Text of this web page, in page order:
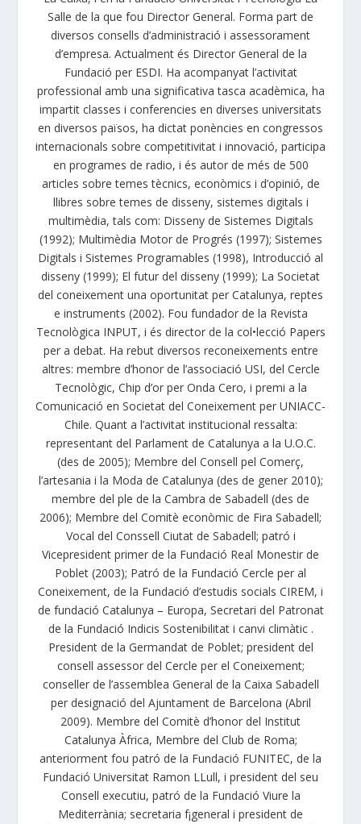
Salle de la que fou Director General. Forma part de
diversos consells d’administració i assessorament
d’empresa. Actualment és Director General de la
Fundació per ESDI. Ha acompanyat l’activitat
professional amb una significativa tasca acadèmica, ha
impartit classes i conferencies en diverses universitats
en diversos països, ha dictat ponències en congressos
internacionals sobre competitivitat i innovació, participa
en programes de radio, i és autor de més de 500
articles sobre temes tècnics, econòmics i d’opinió, de
llibres sobre temes de disseny, sistemes digitals i
multimèdia, tals com: Disseny de Sistemes Digitals
(1992); Multimèdia Motor de Progrés (1997); Sistemes
Digitals i Sistemes Programables (1998), Introducció al
disseny (1999); El futur del disseny (1999); La Societat
del coneixement una oportunitat per Catalunya, reptes
e instruments (2002). Fou fundador de la Revista
Tecnològica INPUT, i és director de la col•lecció Papers
per a debat. Ha rebut diversos reconeixements entre
altres: membre d’honor de l’associació USI, del Cercle
Tecnològic, Chip d’or per Onda Cero, i premi a la
Comunicació en Societat del Coneixement per UNIACC-
Chile. Quant a l’activitat institucional ressalta:
representant del Parlament de Catalunya a la U.O.C.
(des de 2005); Membre del Consell pel Comerç,
l’artesania i la Moda de Catalunya (des de gener 2010);
membre del ple de la Cambra de Sabadell (des de
2006); Membre del Comitè econòmic de Fira Sabadell;
Vocal del Conssell Ciutat de Sabadell; patró i
Vicepresident primer de la Fundació Real Monestir de
Poblet (2003); Patró de la Fundació Cercle per al
Coneixement, de la Fundació d’estudis socials CIREM, i
de fundació Catalunya – Europa, Secretari del Patronat
de la Fundació Indicis Sostenibilitat i canvi climàtic .
President de la Germandat de Poblet; president del
consell assessor del Cercle per el Coneixement;
conseller de l’assemblea General de la Caixa Sabadell
per designació del Ajuntament de Barcelona (Abril
2009). Membre del Comitè d’honor del Institut
Catalunya Àfrica, Membre del Club de Roma;
anteriorment fou patró de la Fundació FUNITEC, de la
Fundació Universitat Ramon LLull, i president del seu
Consell executiu, patró de la Fundació Viure la
Mediterrània; secretaria f¡general i president de